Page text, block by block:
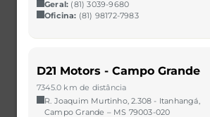
CAOA Chery | D21 - São Bernardo
R$ 61.990,00
Geral: (81) 3039-9680
Oficina: (81) 98172-7983
D21 Motors - Campo Grande
7345.0 km de distância
R. Joaquim Murtinho, 2.308 - Itanhangá,
Campo Grande – MS 79003-020